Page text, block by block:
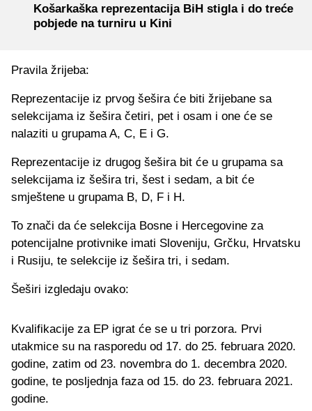
Košarkaška reprezentacija BiH stigla i do treće
pobjede na turniru u Kini
Pravila žrijeba:
Reprezentacije iz prvog šešira će biti žrijebane sa
selekcijama iz šešira četiri, pet i osam i one će se
nalaziti u grupama A, C, E i G.
Reprezentacije iz drugog šešira bit će u grupama sa
selekcijama iz šešira tri, šest i sedam, a bit će
smještene u grupama B, D, F i H.
To znači da će selekcija Bosne i Hercegovine za
potencijalne protivnike imati Sloveniju, Grčku, Hrvatsku
i Rusiju, te selekcije iz šešira tri, i sedam.
Šeširi izgledaju ovako:
Kvalifikacije za EP igrat će se u tri porzora. Prvi
utakmice su na rasporedu od 17. do 25. februara 2020.
godine, zatim od 23. novembra do 1. decembra 2020.
godine, te posljednja faza od 15. do 23. februara 2021.
godine.